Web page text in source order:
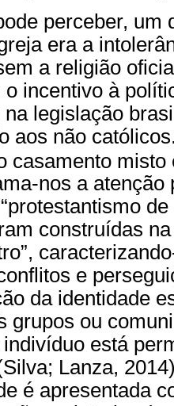
perceber, um
era a
a religião
o incentivo à
legislação
aos não
casamento misto
nos a atenção
construídas
e
da identidade
grupos ou
está
Lanza,
é apresentada